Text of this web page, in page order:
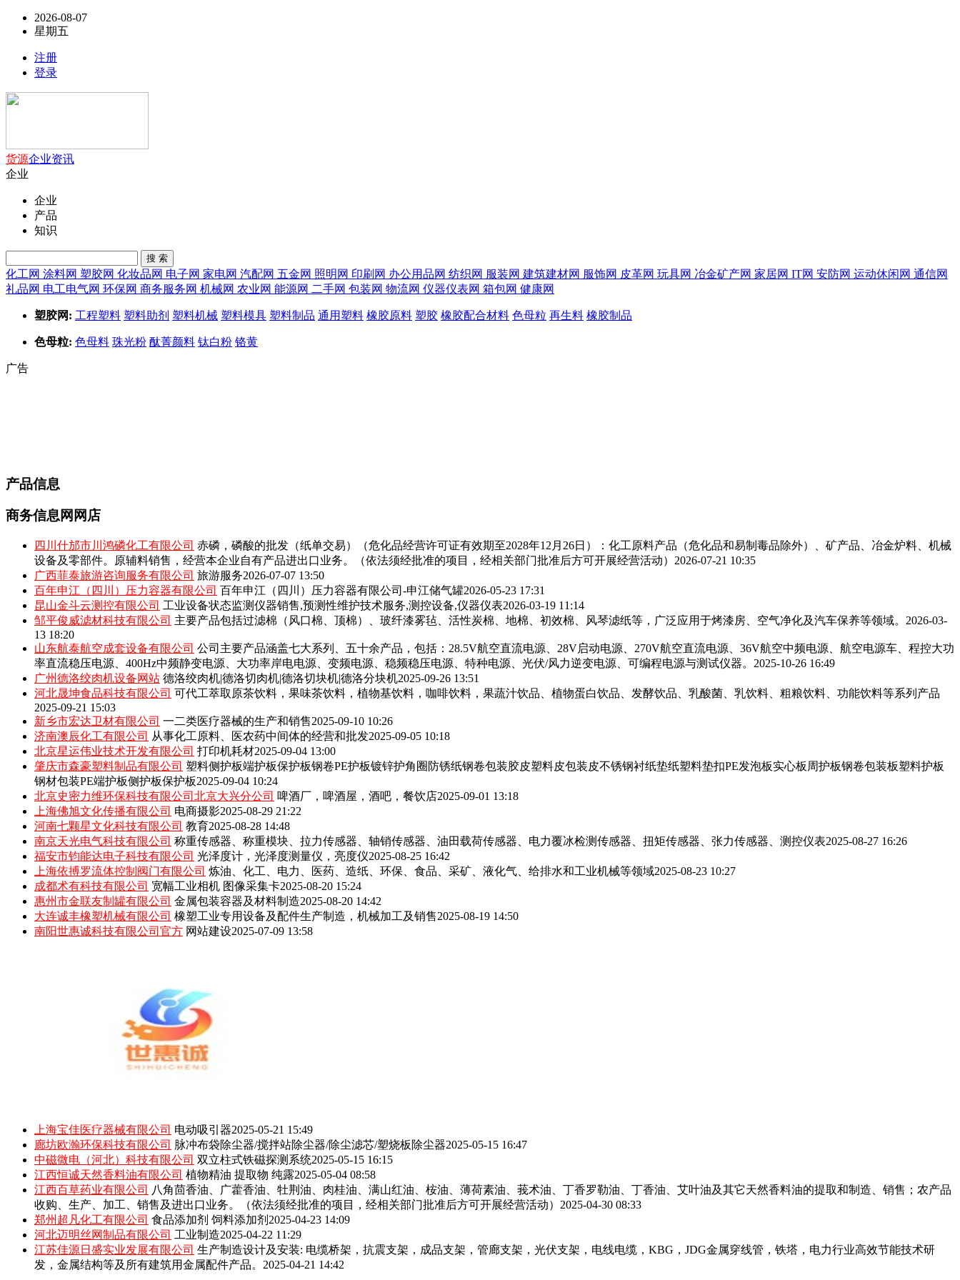
2026-08-07
星期五
注册
登录
货源企业资讯
企业
企业
产品
知识
搜 索
化工网 涂料网 塑胶网 化妆品网 电子网 家电网 汽配网 五金网 照明网 印刷网 办公用品网 纺织网 服装网 建筑建材网 服饰网 皮革网 玩具网 冶金矿产网 家居网 IT网 安防网 运动休闲网 通信网
礼品网 电工电气网 环保网 商务服务网 机械网 农业网 能源网 二手网 包装网 物流网 仪器仪表网 箱包网 健康网
塑胶网: 工程塑料 塑料助剂 塑料机械 塑料模具 塑料制品 通用塑料 橡胶原料 塑胶 橡胶配合材料 色母粒 再生料 橡胶制品
色母粒: 色母料 珠光粉 酞菁颜料 钛白粉 铬黄
广告
产品信息
商务信息网网店
四川什邡市川鸿磷化工有限公司 赤磷，磷酸的批发（纸单交易）（危化品经营许可证有效期至2028年12月26日）：化工原料产品（危化品和易制毒品除外）、矿产品、冶金炉料、机械
设备及零部件。原辅料销售，经营本企业自有产品进出口业务。（依法须经批准的项目，经相关部门批准后方可开展经营活动） 2026-07-21 10:35
广西菲泰旅游咨询服务有限公司 旅游服务2026-07-07 13:50
百年申江（四川）压力容器有限公司 百年申江（四川）压力容器有限公司-申江储气罐2026-05-23 17:31
昆山金斗云测控有限公司 工业设备状态监测仪器销售,预测性维护技术服务,测控设备,仪器仪表2026-03-19 11:14
邹平俊威滤材科技有限公司 主要产品包括‌过滤棉（风口棉、顶棉）、玻纤漆雾毡、活性炭棉、地棉、初效棉、风琴滤纸‌等，广泛应用于烤漆房、空气净化及汽车保养等领域。‌‌ 2026-03-
13 18:20
山东航泰航空成套设备有限公司 公司主要产品涵盖七大系列、五十余产品，包括：28.5V航空直流电源、28V启动电源、270V航空直流电源、36V航空中频电源、航空电源车、程控大功
率直流稳压电源、400Hz中频静变电源、大功率岸电电源、变频电源、稳频稳压电源、特种电源、光伏/风力逆变电源、可编程电源与测试仪器。 2025-10-26 16:49
广州德洛绞肉机设备网站 德洛绞肉机|德洛切肉机|德洛切块机|德洛分块机2025-09-26 13:51
河北晟坤食品科技有限公司 可代工萃取原茶饮料，果味茶饮料，植物基饮料，咖啡饮料，果蔬汁饮品、植物蛋白饮品、发酵饮品、乳酸菌、乳饮料、粗粮饮料、功能饮料等系列产品
2025-09-21 15:03
新乡市宏达卫材有限公司 一二类医疗器械的生产和销售2025-09-10 10:26
济南澳辰化工有限公司 从事化工原料、医农药中间体的经营和批发2025-09-05 10:18
北京星运伟业技术开发有限公司 打印机耗材2025-09-04 13:00
肇庆市森豪塑料制品有限公司 塑料侧护板端护板保护板钢卷PE护板镀锌护角圈防锈纸钢卷包装胶皮塑料皮包装皮不锈钢衬纸垫纸塑料垫扣PE发泡板实心板周护板钢卷包装板塑料护板
钢材包装PE端护板侧护板保护板2025-09-04 10:24
北京史密力维环保科技有限公司北京大兴分公司 啤酒厂，啤酒屋，酒吧，餐饮店2025-09-01 13:18
上海佛旭文化传播有限公司 电商摄影2025-08-29 21:22
河南七颗星文化科技有限公司 教育2025-08-28 14:48
南京天光电气科技有限公司 称重传感器、称重模块、拉力传感器、轴销传感器、油田载荷传感器、电力覆冰检测传感器、扭矩传感器、张力传感器、测控仪表2025-08-27 16:26
福安市钧能达电子科技有限公司 光泽度计，光泽度测量仪，亮度仪2025-08-25 16:42
上海依搏罗流体控制阀门有限公司 炼油、化工、电力、医药、造纸、环保、食品、采矿、液化气、给排水和工业机械等领域2025-08-23 10:27
成都术有科技有限公司 宽幅工业相机 图像采集卡2025-08-20 15:24
惠州市金联友制罐有限公司 金属包装容器及材料制造2025-08-20 14:42
大连诚丰橡塑机械有限公司 橡塑工业专用设备及配件生产制造，机械加工及销售2025-08-19 14:50
南阳世惠诚科技有限公司官方 网站建设2025-07-09 13:58
上海宝佳医疗器械有限公司 电动吸引器2025-05-21 15:49
廊坊欧瀚环保科技有限公司 脉冲布袋除尘器/搅拌站除尘器/除尘滤芯/塑烧板除尘器2025-05-15 16:47
中磁微电（河北）科技有限公司 双立柱式铁磁探测系统2025-05-15 16:15
江西恒诚天然香料油有限公司 植物精油 提取物 纯露2025-05-04 08:58
江西百草药业有限公司
八角茴香油、广藿香油、牡荆油、肉桂油、满山红油、桉油、薄荷素油、莪术油、丁香罗勒油、丁香油、艾叶油及其它天然香料油的提取和制造、销售；农产品
收购、生产、加工、销售及进出口业务。（依法须经批准的项目，经相关部门批准后方可开展经营活动） 2025-04-30 08:33
郑州超凡化工有限公司 食品添加剂 饲料添加剂 2025-04-23 14:09
河北迈明丝网制品有限公司 工业制造2025-04-22 11:29
江苏佳源日盛实业发展有限公司 生产制造设计及安装: 电缆桥架，抗震支架，成品支架，管廊支架，光伏支架，电线电缆，KBG，JDG金属穿线管，铁塔，电力行业高效节能技术研
发，金属结构等及所有建筑用金属配件产品。 2025-04-21 14:42